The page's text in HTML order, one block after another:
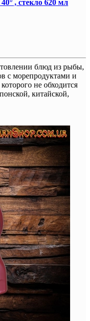
, стекло 620 мл
блюд из рыбы,
с морепродуктами и
не обходится
китайской,